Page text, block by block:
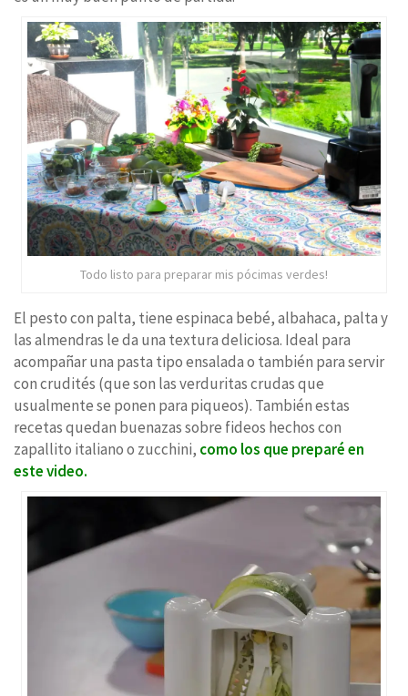
Todo listo para preparar mis pócimas verdes!
El pesto con palta, tiene espinaca bebé, albahaca, palta y
las almendras le da una textura deliciosa. Ideal para
acompañar una pasta tipo ensalada o también para servir
con crudités (que son las verduritas crudas que
usualmente se ponen para piqueos). También estas
recetas quedan buenazas sobre fideos hechos con
zapallito italiano o zucchini, como los que preparé en
este video.